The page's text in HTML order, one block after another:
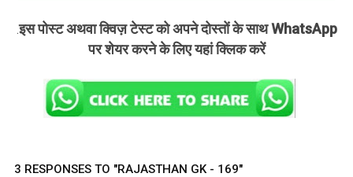
.इस पोस्ट अथवा क्विज़ टेस्ट को अपने दोस्तों के साथ WhatsApp
पर शेयर करने के लिए यहां क्लिक करें
3 RESPONSES TO "RAJASTHAN GK - 169"